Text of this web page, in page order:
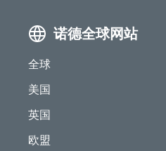
诺德全球网站
全球
美国
英国
欧盟